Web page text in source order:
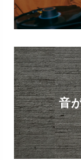
音